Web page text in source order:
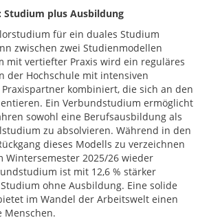
Studium plus Ausbildung
für ein duales Studium
zwischen zwei Studienmodellen
mit vertiefter Praxis wird ein reguläres
der Hochschule mit intensiven
kombiniert, die sich an den
Ein Verbundstudium ermöglicht
sowohl eine Berufsausbildung als
zu absolvieren. Während in den
dieses Modells zu verzeichnen
Wintersemester 2025/26 wieder
ist mit 12,6 % stärker
ohne Ausbildung. Eine solide
im Wandel der Arbeitswelt einen